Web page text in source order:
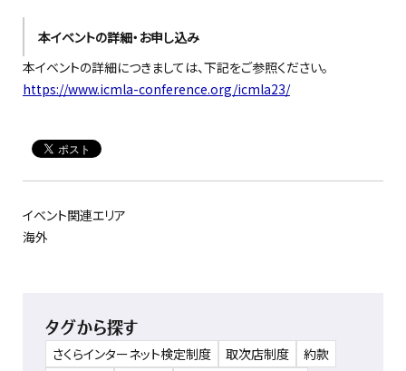
本イベントの詳細・お申し込み
本イベントの詳細につきましては、下記をご参照ください。
https://www.icmla-conference.org/icmla23/
イベント関連エリア
海外
タグから探す
さくらインターネット検定制度 取次店制度
約款